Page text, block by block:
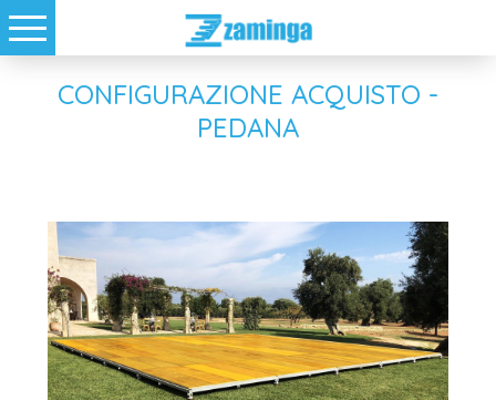
CONFIGURAZIONE ACQUISTO -
PEDANA